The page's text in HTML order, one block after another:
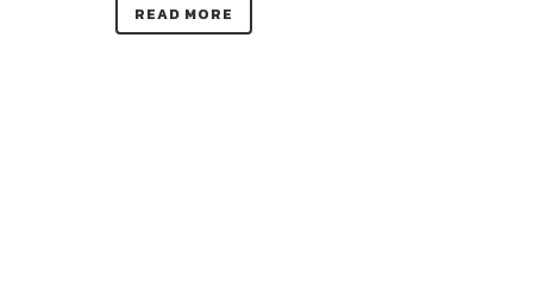
READ MORE